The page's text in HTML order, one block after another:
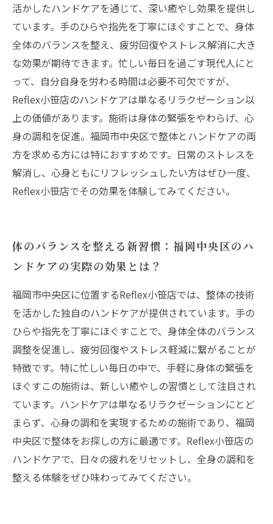
活かしたハンドケアを通じて、深い癒やし効果を提供し
ています。手のひらや指先を丁寧にほぐすことで、身体
全体のバランスを整え、疲労回復やストレス解消に大き
な効果が期待できます。忙しい毎日を過ごす現代人にと
って、自分自身を労わる時間は必要不可欠ですが、
Reflex小笹店のハンドケアは単なるリラクゼーション以
上の価値があります。施術は身体の緊張をやわらげ、心
身の調和を促進。福岡市中央区で整体とハンドケアの両
方を求める方には特におすすめです。日常のストレスを
解消し、心身ともにリフレッシュしたい方はぜひ一度、
Reflex小笹店でその効果を体験してみてください。
体のバランスを整える新習慣：福岡中央区のハ
ンドケアの実際の効果とは？
福岡市中央区に位置するReflex小笹店では、整体の技術
を活かした独自のハンドケアが提供されています。手の
ひらや指先を丁寧にほぐすことで、身体全体のバランス
調整を促進し、疲労回復やストレス軽減に繋がることが
特徴です。特に忙しい毎日の中で、手軽に身体の緊張を
ほぐすこの施術は、新しい癒やしの習慣として注目され
ています。ハンドケアは単なるリラクゼーションにとど
まらず、心身の調和を実現するための施術であり、福岡
中央区で整体をお探しの方に最適です。Reflex小笹店の
ハンドケアで、日々の疲れをリセットし、全身の調和を
整える体験をぜひ味わってみてください。